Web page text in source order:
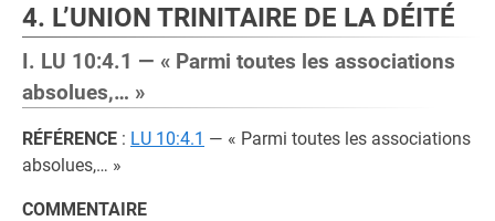
4. L’UNION TRINITAIRE DE LA DÉITÉ
I. LU 10:4.1 — « Parmi toutes les associations
absolues,… »
RÉFÉRENCE : LU 10:4.1 — « Parmi toutes les associations
absolues,… »
COMMENTAIRE